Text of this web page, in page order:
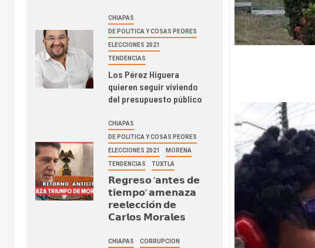
CHIAPAS
DE POLITICA Y COSAS PEORES
ELECCIONES 2021
TENDENCIAS
Los Pérez Higuera
quieren seguir viviendo
del presupuesto público
CHIAPAS
DE POLITICA Y COSAS PEORES
ELECCIONES 2021 MORENA
TENDENCIAS TUXTLA
𝗥𝗲𝗴𝗿𝗲𝘀𝗼 ‘𝗮𝗻𝘁𝗲𝘀 𝗱𝗲
𝘁𝗶𝗲𝗺𝗽𝗼’ 𝗮𝗺𝗲𝗻𝗮𝘇𝗮
𝗿𝗲𝗲𝗹𝗲𝗰𝗰𝗶𝗼́𝗻 𝗱𝗲
𝗖𝗮𝗿𝗹𝗼𝘀 𝗠𝗼𝗿𝗮𝗹𝗲𝘀
CHIAPAS CORRUPCION